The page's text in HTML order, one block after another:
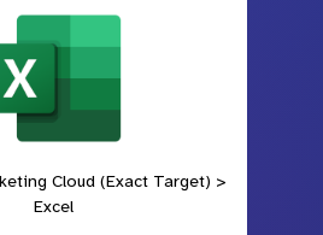
Cloud (Exact Target) >
Excel